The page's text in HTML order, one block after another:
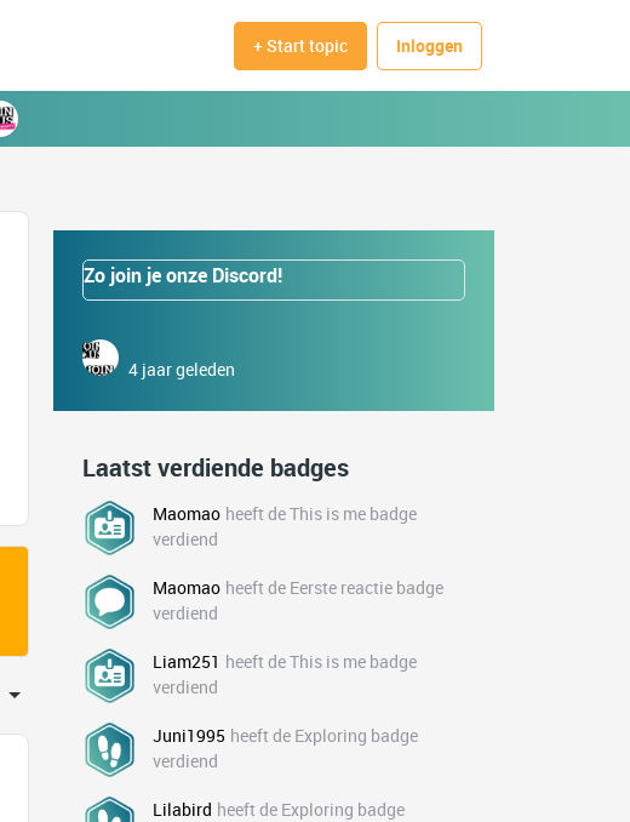
+ Start topic Inloggen
Zo join je onze Discord!
4 jaar geleden
Laatst verdiende badges
Maomao heeft de This is me badge
verdiend
Maomao heeft de Eerste reactie badge
verdiend
Liam251 heeft de This is me badge
verdiend
Juni1995 heeft de Exploring badge
verdiend
Lilabird heeft de Exploring badge